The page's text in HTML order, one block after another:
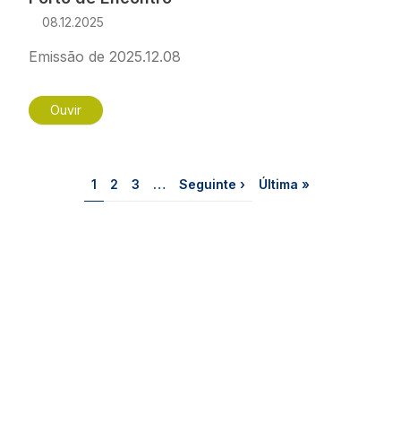
08.12.2025
Emissão de 2025.12.08
Ouvir
Página
1 Página
2 Página
3 … Próxima página
Seguinte › Última página
Última »